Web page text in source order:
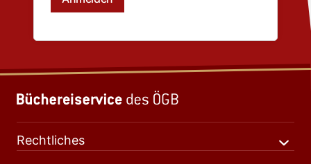
Rechtliches